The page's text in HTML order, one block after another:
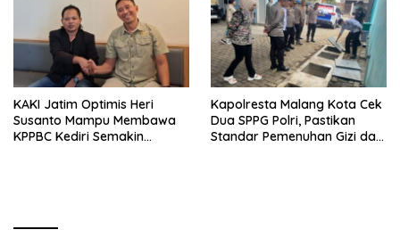
KAKI Jatim Optimis Heri
Susanto Mampu Membawa
KPPBC Kediri Semakin
Kapolresta Malang Kota Cek
Dua SPPG Polri, Pastikan
Standar Pemenuhan Gizi dan